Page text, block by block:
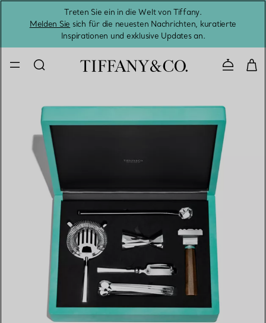
Treten Sie ein in die Welt von Tiffany.
Melden Sie sich für die neuesten Nachrichten, kuratierte
Inspirationen und exklusive Updates an.